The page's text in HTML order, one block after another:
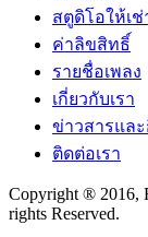
สตูดิโอให้เช่
ค่าลิขสิทธิ์
รายชื่อเพลง
เกี่ยวกับเรา
ข่าวสารแล
ติดต่อเรา
Copyright ® 2016,
rights Reserved.